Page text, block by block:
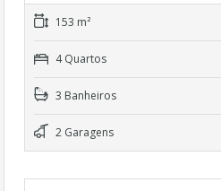
153 m²
4 Quartos
3 Banheiros
2 Garagens